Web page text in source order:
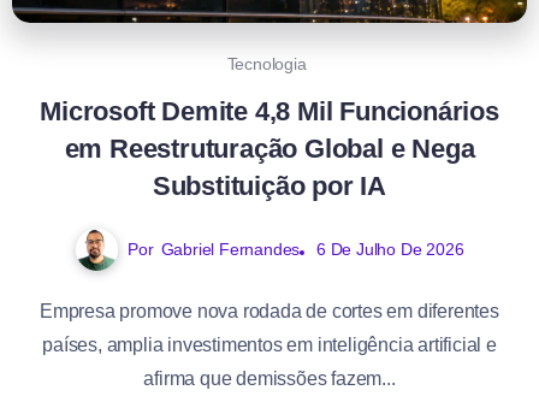
Tecnologia
Microsoft Demite 4,8 Mil Funcionários
em Reestruturação Global e Nega
Substituição por IA
Por Gabriel Fernandes 6 De Julho De 2026
Empresa promove nova rodada de cortes em diferentes
países, amplia investimentos em inteligência artificial e
afirma que demissões fazem...